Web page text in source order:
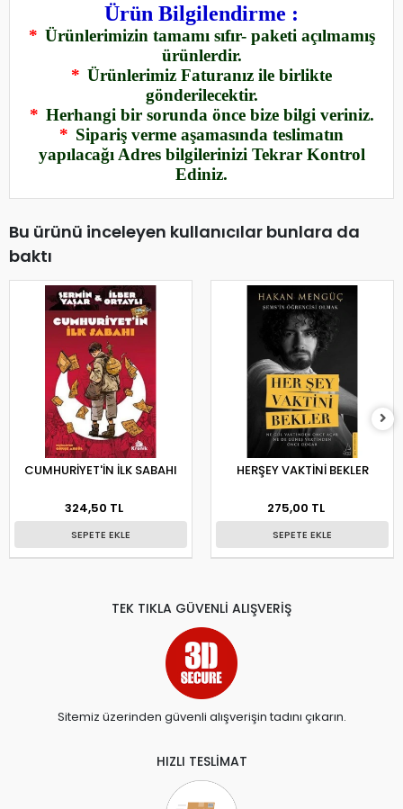
Ürün Bilgilendirme :
* Ürünlerimizin tamamı sıfır- paketi açılmamış
ürünlerdir.
* Ürünlerimiz Faturanız ile birlikte
gönderilecektir.
* Herhangi bir sorunda önce bize bilgi veriniz.
* Sipariş verme aşamasında teslimatın
yapılacağı Adres bilgilerinizi Tekrar Kontrol
Ediniz.
Bu ürünü inceleyen kullanıcılar bunlara da
baktı
CUMHURİYET'İN İLK SABAHI
324,50 TL
SEPETE EKLE
HERŞEY VAKTİNİ BEKLER
275,00 TL
SEPETE EKLE
TEK TIKLA GÜVENLİ ALIŞVERİŞ
Sitemiz üzerinden güvenli alışverişin tadını çıkarın.
HIZLI TESLİMAT